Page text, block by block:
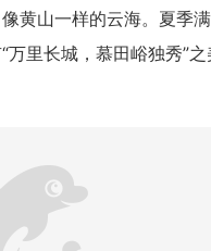
黄山一样的云海。夏季
万里长城，慕田峪独秀”之